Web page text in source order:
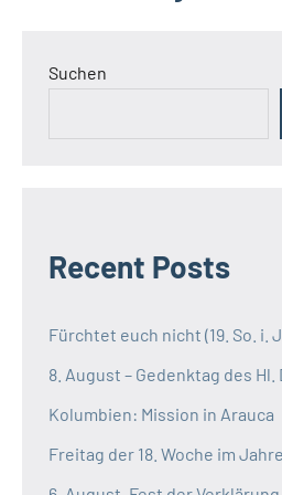
Suchen
Recent Posts
Fürchtet euch nicht (19. So. i.
8. August – Gedenktag des Hl.
Kolumbien: Mission in Arauca
Freitag der 18. Woche im